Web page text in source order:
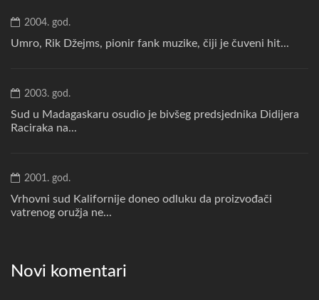
2004. god.
Umro, Rik Džejms, pionir fank muzike, čiji je čuveni hit...
2003. god.
Sud u Madagaskaru osudio je bivšeg predsjednika Didijera
Raciraka na...
2001. god.
Vrhovni sud Kalifornije doneo odluku da proizvođači
vatrenog oružja ne...
Novi komentari